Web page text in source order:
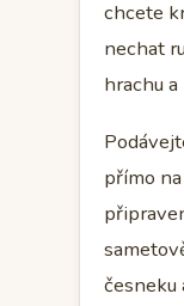
chcete
nechat
hrachu
přímo
česneku